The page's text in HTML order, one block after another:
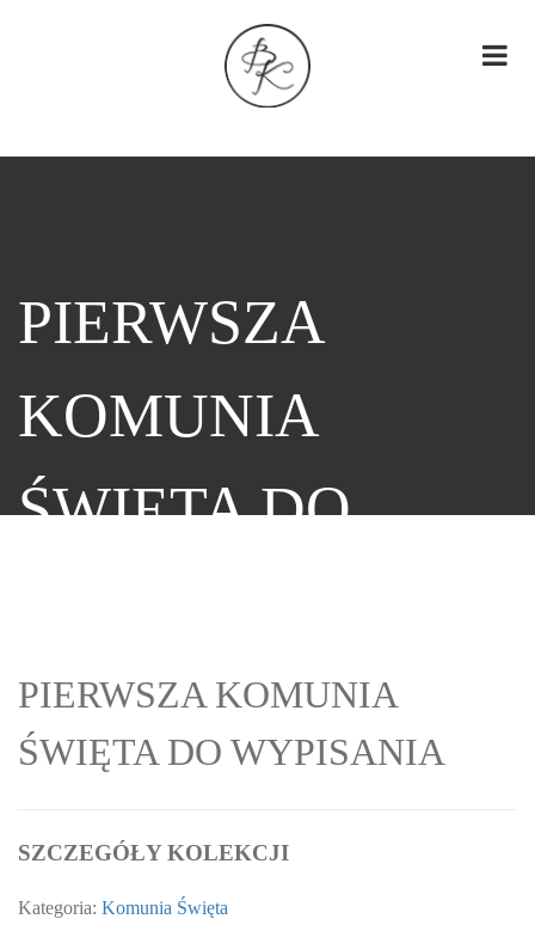
PIERWSZA
KOMUNIA
ŚWIĘTA DO
PIERWSZA KOMUNIA
ŚWIĘTA DO WYPISANIA
SZCZEGÓŁY KOLEKCJI
Kategoria: Komunia Święta